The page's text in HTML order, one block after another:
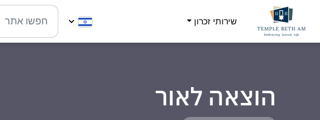
שירותי זכרון
הוצאה לאור